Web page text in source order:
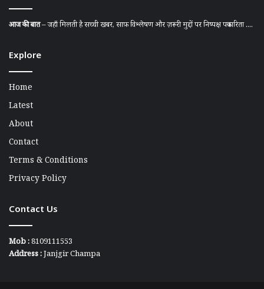
आज की बात– जहाँ मिलती है सच्ची खबर, साफ़ विश्लेषण और ज़रूरी मुद्दों पर निष्पक्ष पत्रकारिता ....
Explore
Home
Latest
About
Contact
Terms & Conditions
Privacy Policy
Contact Us
Mob :8109111553
Address :Janjgir Champa